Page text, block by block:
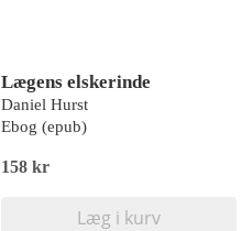
Lægens elskerinde
Daniel Hurst
Ebog (epub)
158 kr
Læg i kurv